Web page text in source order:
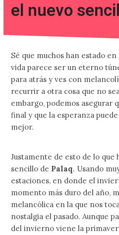
el nuevo
Sé que muchos han estado
vida parece ser un eterno
para atrás y ves con
recurrir a otra cosa que no
embargo, podemos asegurar
final y que la esperanza
mejor.
Justamente de esto de lo que
sencillo de Palaq. Usando
estaciones, en donde el
momento más duro del año,
melancólica en la que nos
nostalgia el pasado. Aunque
del invierno viene la